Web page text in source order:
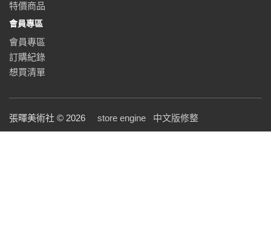
特價商品
會員專區
會員專區
訂購紀錄
想買清單
張暉美術社 © 2026 store engine 中文版修整